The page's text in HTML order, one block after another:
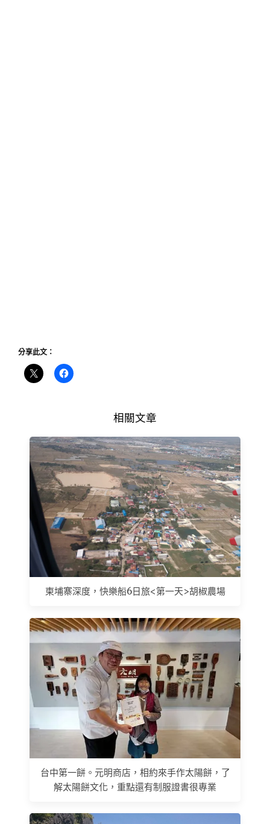
分享此文：
相關文章
柬埔寨深度，快樂船6日旅<第一天>胡椒農場
台中第一餅。元明商店，相約來手作太陽餅，了
解太陽餅文化，重點還有制服證書很專業